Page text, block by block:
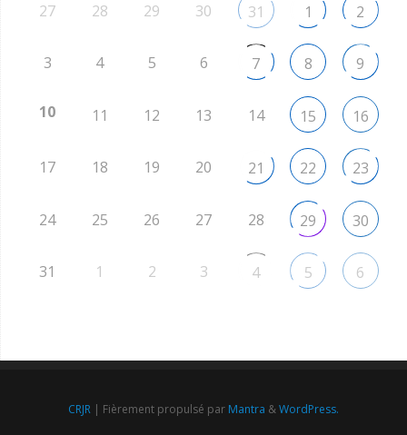
27 28 29 30 31 1 2
3 4 5 6 7 8 9
10 11 12 13 14 15 16
17 18 19 20 21 22 23
24 25 26 27 28 29 30
31 1 2 3 4 5 6
CRJR | Fièrement propulsé par Mantra &WordPress.